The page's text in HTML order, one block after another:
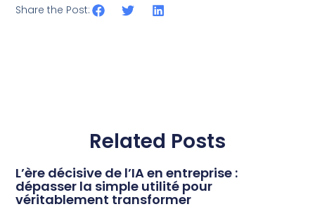
Share the Post:
Related Posts
L’ère décisive de l’IA en entreprise :
dépasser la simple utilité pour
véritablement transformer